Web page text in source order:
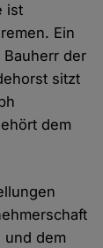
ist
Ein
der
sitzt
dem
und dem